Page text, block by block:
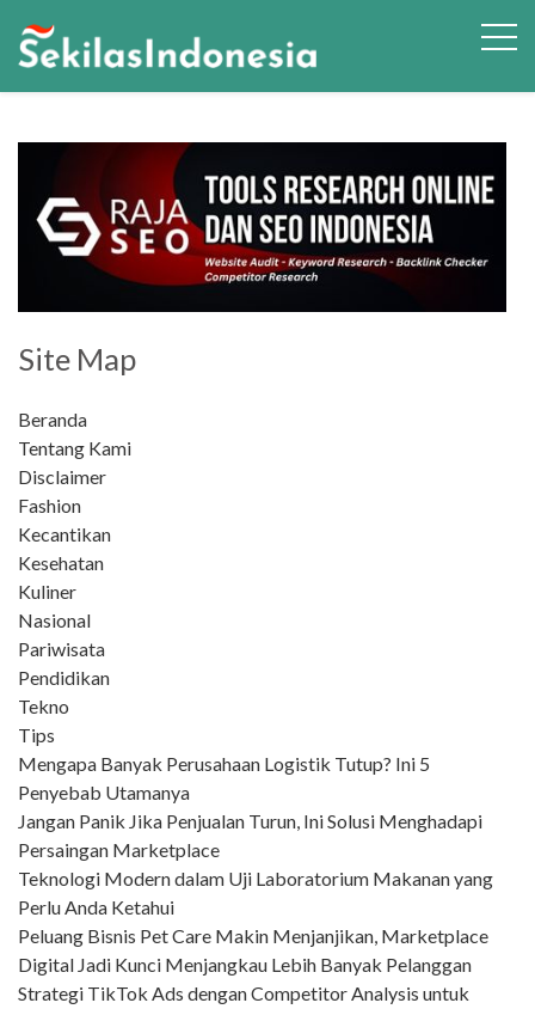
Site Map
Beranda
Tentang Kami
Disclaimer
Fashion
Kecantikan
Kesehatan
Kuliner
Nasional
Pariwisata
Pendidikan
Tekno
Tips
Mengapa Banyak Perusahaan Logistik Tutup? Ini 5
Penyebab Utamanya
Jangan Panik Jika Penjualan Turun, Ini Solusi Menghadapi
Persaingan Marketplace
Teknologi Modern dalam Uji Laboratorium Makanan yang
Perlu Anda Ketahui
Peluang Bisnis Pet Care Makin Menjanjikan, Marketplace
Digital Jadi Kunci Menjangkau Lebih Banyak Pelanggan
Strategi TikTok Ads dengan Competitor Analysis untuk